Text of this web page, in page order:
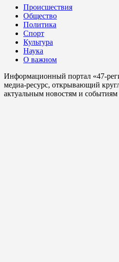
Происшествия
Общество
Политика
Спорт
Культура
Наука
О важном
Информационный портал «47-
медиа-ресурс, открывающий
актуальным новостям и